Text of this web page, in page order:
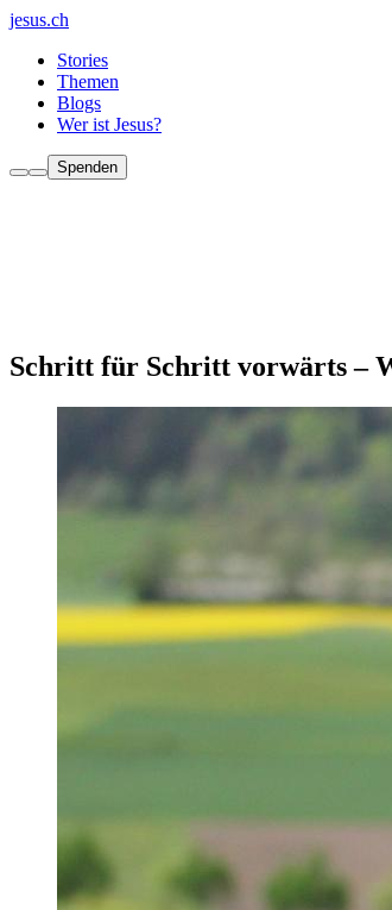
jesus.ch
Stories
Themen
Blogs
Wer ist Jesus?
Spenden
Schritt für Schritt vorwärts –